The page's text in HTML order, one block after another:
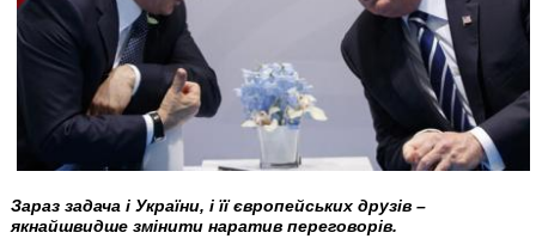
Зараз задача і України, і її європейських друзів –
якнайшвидше змінити наратив переговорів.